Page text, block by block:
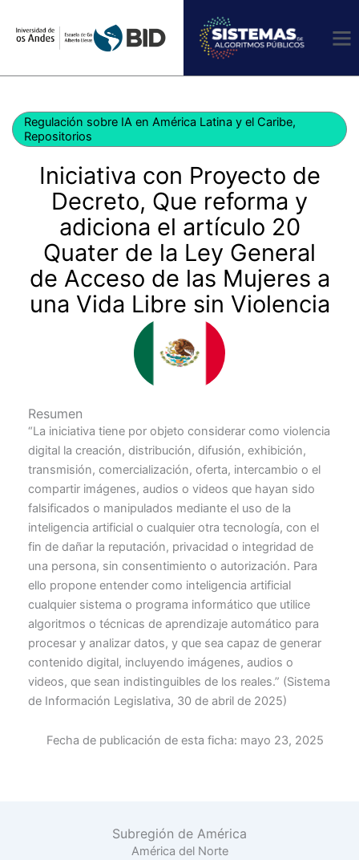
Regulación sobre IA en América Latina y el Caribe,
Repositorios
Iniciativa con Proyecto de
Decreto, Que reforma y
adiciona el artículo 20
Quater de la Ley General
de Acceso de las Mujeres a
una Vida Libre sin Violencia
Resumen
“La iniciativa tiene por objeto considerar como violencia
digital la creación, distribución, difusión, exhibición,
transmisión, comercialización, oferta, intercambio o el
compartir imágenes, audios o videos que hayan sido
falsificados o manipulados mediante el uso de la
inteligencia artificial o cualquier otra tecnología, con el
fin de dañar la reputación, privacidad o integridad de
una persona, sin consentimiento o autorización. Para
ello propone entender como inteligencia artificial
cualquier sistema o programa informático que utilice
algoritmos o técnicas de aprendizaje automático para
procesar y analizar datos, y que sea capaz de generar
contenido digital, incluyendo imágenes, audios o
videos, que sean indistinguibles de los reales.” (Sistema
de Información Legislativa, 30 de abril de 2025)
Fecha de publicación de esta ficha: mayo 23, 2025
Subregión de América
América del Norte